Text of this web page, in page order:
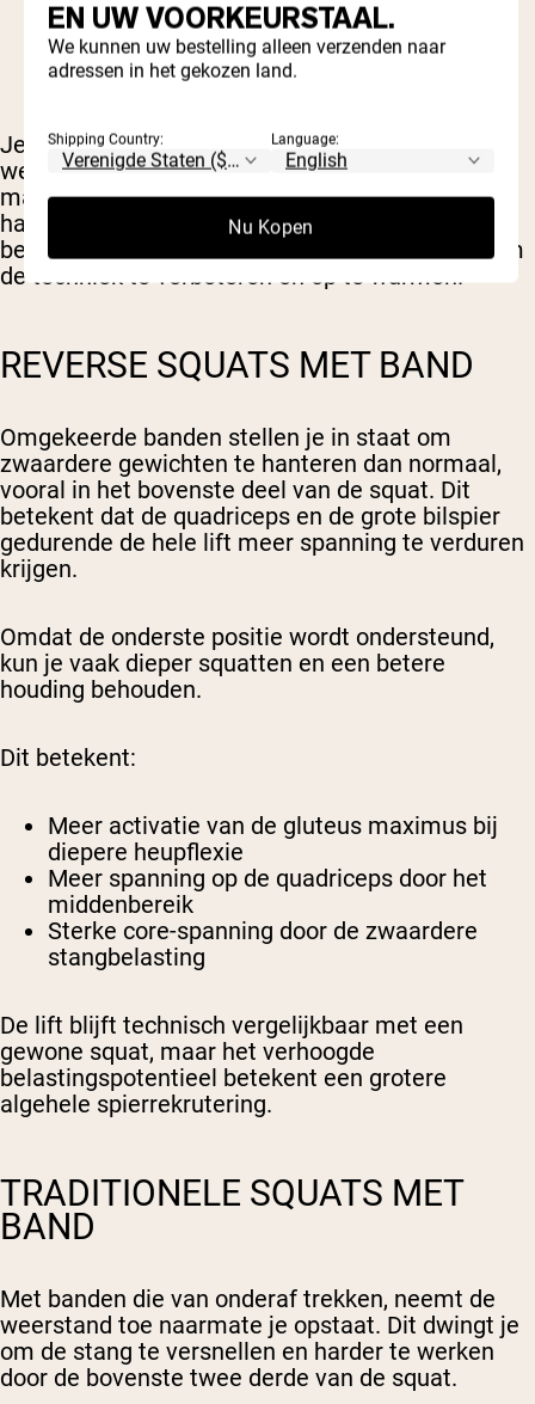
De middelste bilspier (gluteus medius)
De kleine bilspier (gluteus minimus)
De diepe externe rotatoren rond de heup
Je quadriceps, grote bilspier en hamstrings
werken nog steeds zoals bij een gewone squat,
maar deze stabiliserende spieren moeten veel
harder werken om de juiste kniebeweging te
behouden. Daarom zijn loopbands zo populair om
de techniek te verbeteren en op te warmen.
REVERSE SQUATS MET BAND
Omgekeerde banden stellen je in staat om
zwaardere gewichten te hanteren dan normaal,
vooral in het bovenste deel van de squat. Dit
betekent dat de quadriceps en de grote bilspier
gedurende de hele lift meer spanning te verduren
krijgen.
Omdat de onderste positie wordt ondersteund,
kun je vaak dieper squatten en een betere
houding behouden.
Dit betekent:
Meer activatie van de gluteus maximus bij
diepere heupflexie
Meer spanning op de quadriceps door het
middenbereik
Sterke core-spanning door de zwaardere
stangbelasting
De lift blijft technisch vergelijkbaar met een
gewone squat, maar het verhoogde
belastingspotentieel betekent een grotere
algehele spierrekrutering.
TRADITIONELE SQUATS MET
BAND
Met banden die van onderaf trekken, neemt de
weerstand toe naarmate je opstaat. Dit dwingt je
om de stang te versnellen en harder te werken
door de bovenste twee derde van de squat.
EN UW VOORKEURSTAAL.
We kunnen uw bestelling alleen verzenden naar
adressen in het gekozen land.
Shipping Country: Language:
Nu Kopen